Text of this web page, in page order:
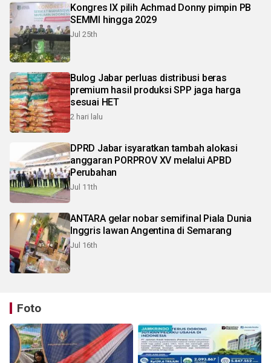
Kongres IX pilih Achmad Donny pimpin PB
SEMMI hingga 2029
Jul 25th
Bulog Jabar perluas distribusi beras
premium hasil produksi SPP jaga harga
sesuai HET
2 hari lalu
DPRD Jabar isyaratkan tambah alokasi
anggaran PORPROV XV melalui APBD
Perubahan
Jul 11th
ANTARA gelar nobar semifinal Piala Dunia
Inggris lawan Angentina di Semarang
Jul 16th
Foto